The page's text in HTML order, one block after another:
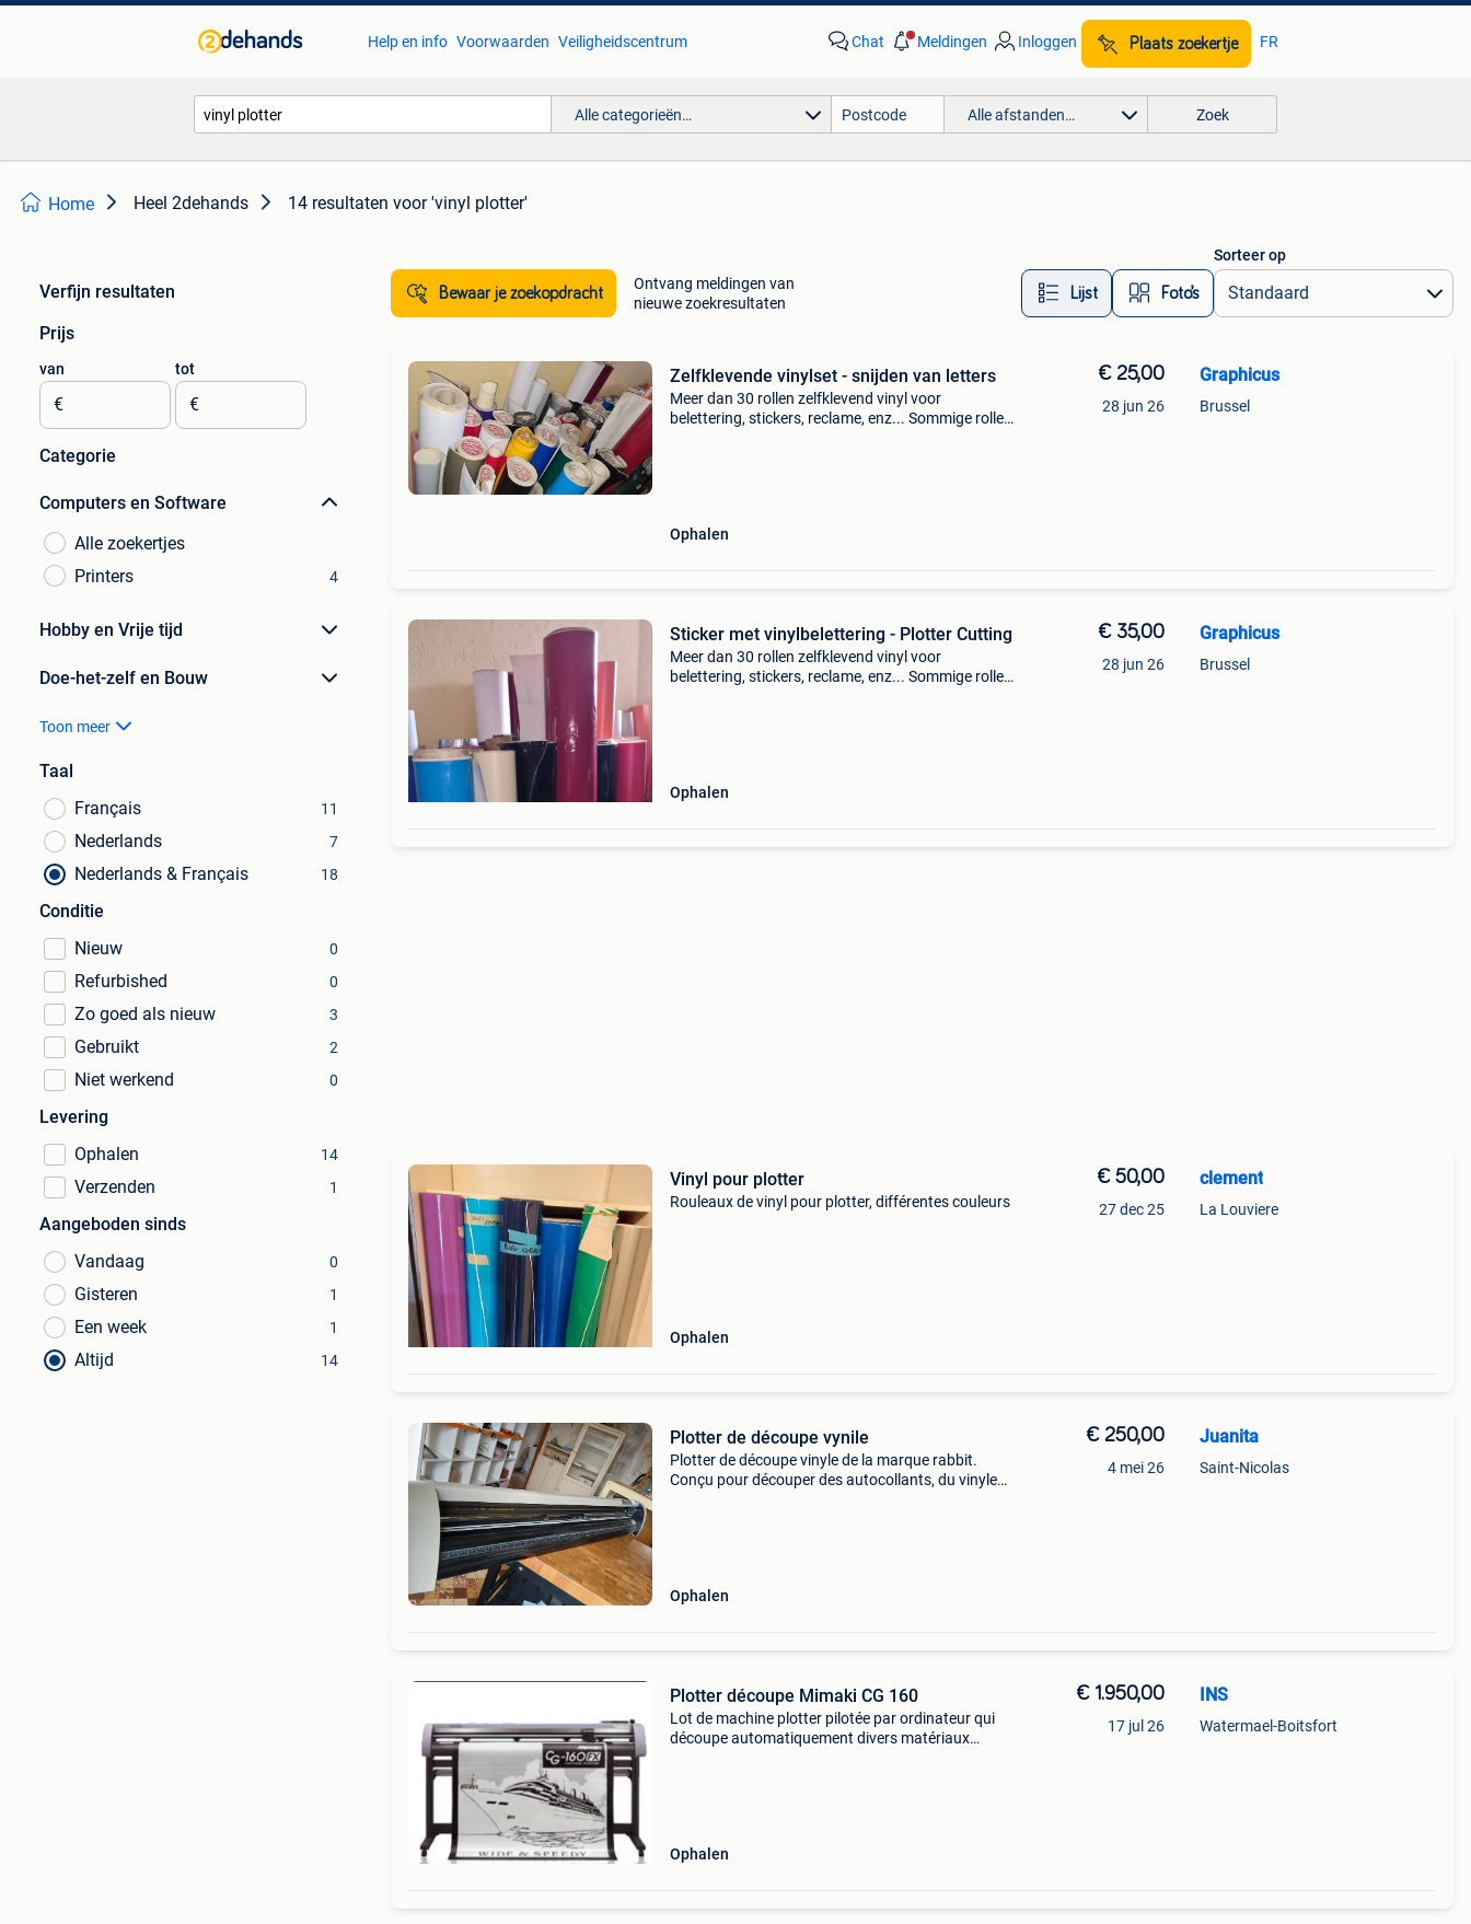
Help en info Voorwaarden Veiligheidscentrum Chat Meldingen Inloggen Plaats zoekertje FR
Alle categorieën… Alle afstanden… Zoek
Home Heel 2dehands 14 resultaten voor 'vinyl plotter'
Verfijn resultaten
Prijs
van
€
tot
€
Categorie
Computers en Software
Alle zoekertjes
Printers
4
Hobby en Vrije tijd
Doe-het-zelf en Bouw
Toon meer
Taal
Français
11
Nederlands 7
Nederlands & Français 18
Conditie
Nieuw
0
Refurbished 0
Zo goed als nieuw 3
Gebruikt 2
Niet werkend 0
Levering
Ophalen
14
Verzenden 1
Aangeboden sinds
Vandaag
0
Gisteren 1
Een week 1
Altijd 14
Bewaar je zoekopdracht
Ontvang meldingen van
nieuwe zoekresultaten
Lijst Foto’s
Sorteer op
Zelfklevende vinylset - snijden van letters
Meer dan 30 rollen zelfklevend vinyl voor
belettering, stickers, reclame, enz... Sommige rollen
Ophalen
€ 25,00
28 jun 26
Graphicus
Brussel
Sticker met vinylbelettering - Plotter Cutting
Meer dan 30 rollen zelfklevend vinyl voor
belettering, stickers, reclame, enz... Sommige rollen
Ophalen
€ 35,00
28 jun 26
Graphicus
Brussel
Vinyl pour plotter
Rouleaux de vinyl pour plotter, différentes couleurs
Ophalen
€ 50,00
27 dec 25
clement
La Louviere
Plotter de découpe vynile
Plotter de découpe vinyle de la marque rabbit.
Conçu pour découper des autocollants, du vinyle
Ophalen
€ 250,00
4 mei 26
Juanita
Saint-Nicolas
Plotter découpe Mimaki CG 160
Lot de machine plotter pilotée par ordinateur qui
découpe automatiquement divers matériaux
Ophalen
€ 1.950,00
17 jul 26
INS
Watermael-Boitsfort